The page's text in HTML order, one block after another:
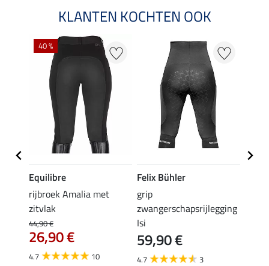
KLANTEN KOCHTEN OOK
40 %
Equilibre
rijbroek Amalia met
zitvlak
44,90 €
26,90 €
4.7 10
Felix Bühler
grip
zwangerschapsrijlegging
Isi
59,90 €
4.7 3